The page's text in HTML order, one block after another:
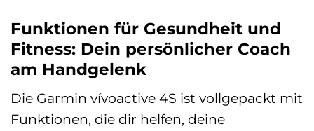
Funktionen für Gesundheit und
Fitness: Dein persönlicher Coach
am Handgelenk
Die Garmin vívoactive 4S ist vollgepackt mit
Funktionen, die dir helfen, deine